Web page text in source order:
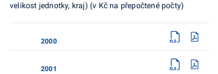
velikost jednotky, kraj) (v Kč na přepočtené počty)
2000
2001